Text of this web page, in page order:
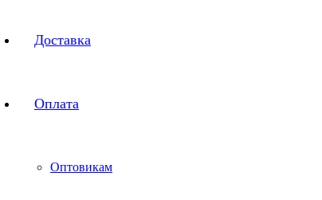
Доставка
Оплата
Оптовикам